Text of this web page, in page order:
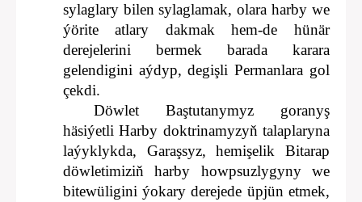
sylaglary bilen sylaglamak, olara harby we
ýörite atlary dakmak hem-de hünär
derejelerini bermek barada karara
gelendigini aýdyp, degişli Permanlara gol
çekdi.
Döwlet Baştutanymyz goranyş
häsiýetli Harby doktrinamyzyň talaplaryna
laýyklykda, Garaşsyz, hemişelik Bitarap
döwletimiziň harby howpsuzlygyny we
bitewüligini ýokary derejede üpjün etmek,